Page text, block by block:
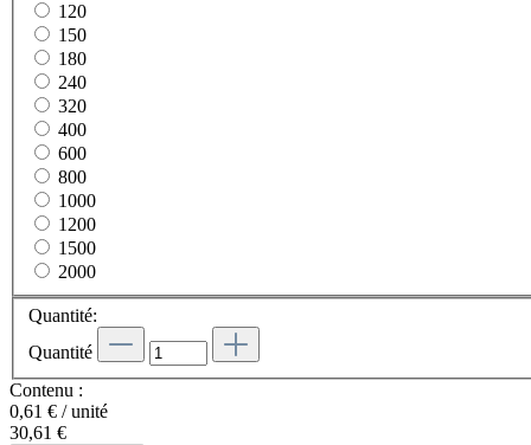
120
150
180
240
320
400
600
800
1000
1200
1500
2000
Quantité:
Quantité
Contenu :
0,61 € / unité
30,61 €